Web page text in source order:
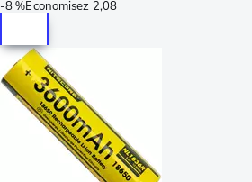
-8 %Économisez 2,08